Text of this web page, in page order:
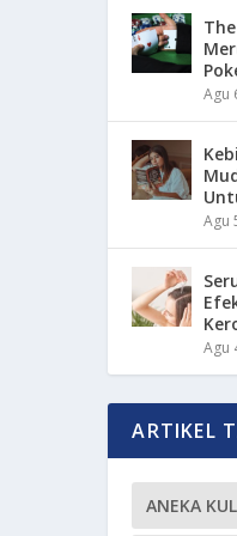
Agu
Agu
Agu
ARTIKEL
ANEKA